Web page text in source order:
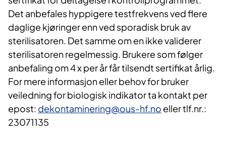
Det anbefales hyppigere testfrekvens ved flere
daglige kjøringer enn ved sporadisk bruk av
sterilisatoren. Det samme om en ikke validerer
sterilisatoren regelmessig. Brukere som følger
anbefaling om 4 x per år får tilsendt sertifikat årlig.
For mere informasjon eller behov for bruker
veiledning for biologisk indikator ta kontakt per
epost: dekontaminering@ous-hf.no eller tlf.nr.:
23071135